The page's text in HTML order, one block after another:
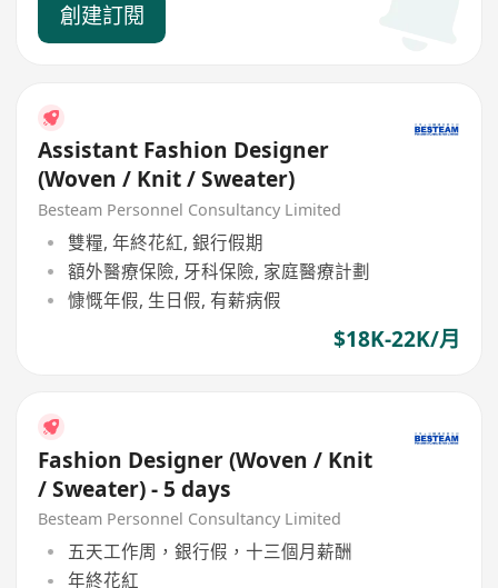
創建訂閱
Assistant Fashion Designer
(Woven / Knit / Sweater)
Besteam Personnel Consultancy Limited
雙糧, 年終花紅, 銀行假期
額外醫療保險, 牙科保險, 家庭醫療計劃
慷慨年假, 生日假, 有薪病假
$18K-22K/月
Fashion Designer (Woven / Knit
/ Sweater) - 5 days
Besteam Personnel Consultancy Limited
五天工作周，銀行假，十三個月薪酬
年終花紅